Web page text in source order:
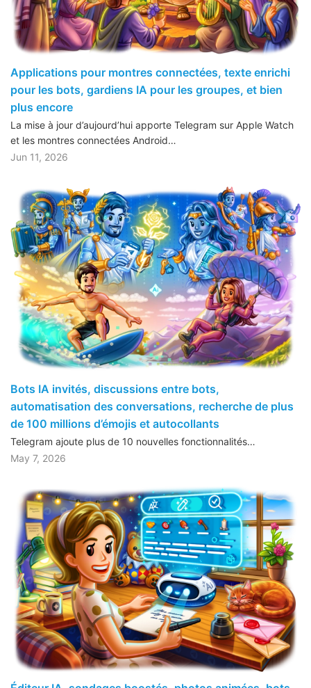
Applications pour montres connectées, texte enrichi
pour les bots, gardiens IA pour les groupes, et bien
plus encore
La mise à jour d’aujourd’hui apporte Telegram sur Apple Watch
et les montres connectées Android…
Jun 11, 2026
Bots IA invités, discussions entre bots,
automatisation des conversations, recherche de plus
de 100 millions d’émojis et autocollants
Telegram ajoute plus de 10 nouvelles fonctionnalités…
May 7, 2026